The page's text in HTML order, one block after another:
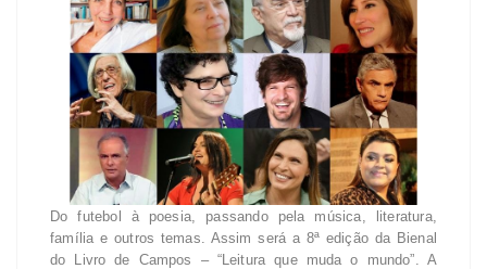
Do futebol à poesia, passando pela música, literatura,
família e outros temas. Assim será a 8ª edição da Bienal
do Livro de Campos – “Leitura que muda o mundo”. A